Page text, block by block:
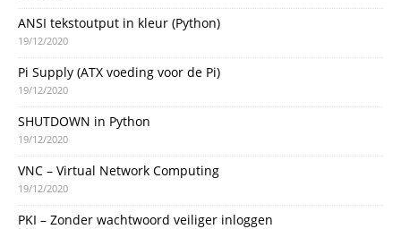
ANSI tekstoutput in kleur (Python)
19/12/2020
Pi Supply (ATX voeding voor de Pi)
19/12/2020
SHUTDOWN in Python
19/12/2020
VNC – Virtual Network Computing
19/12/2020
PKI – Zonder wachtwoord veiliger inloggen